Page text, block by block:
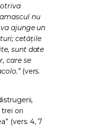
nu
ajunge un
cetățile
sunt date
care se
(vers.
ori
(vers. 4, 7